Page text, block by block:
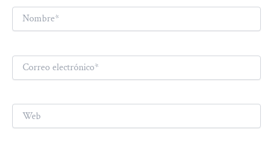
Nombre*
Correo
electrónico*